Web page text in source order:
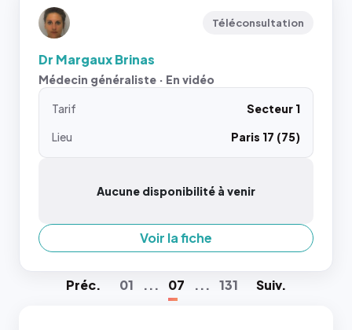
Téléconsultation
Dr Margaux Brinas
Médecin généraliste · En vidéo
Tarif
Secteur 1
Lieu
Paris 17 (75)
Aucune disponibilité à venir
Voir la fiche
Préc. 01 ... 07 ... 131 Suiv.